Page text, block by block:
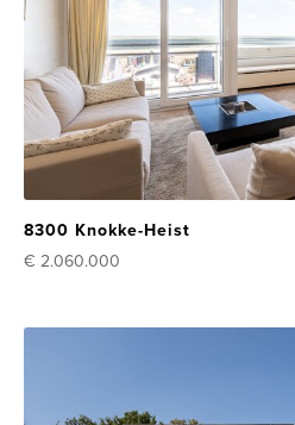
8300 Knokke-Heist
€ 2.060.000